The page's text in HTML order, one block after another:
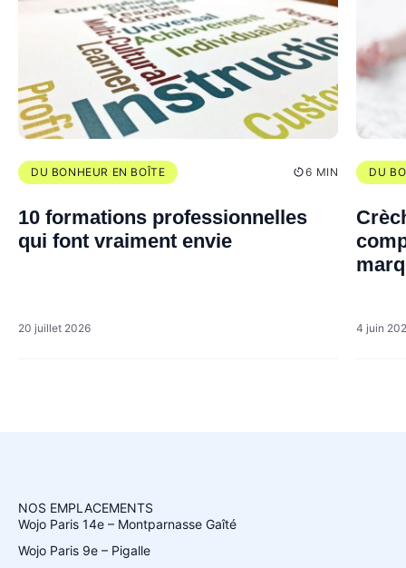
DU BONHEUR EN BOÎTE 6 MIN
10 formations professionnelles
qui font vraiment envie
20 juillet 2026
DU
4 juin
NOS EMPLACEMENTS
Wojo Paris 14e – Montparnasse Gaîté
Wojo Paris 9e – Pigalle